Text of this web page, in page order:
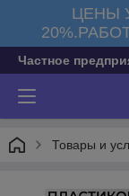
ЦЕНЫ
Частное
Товары и